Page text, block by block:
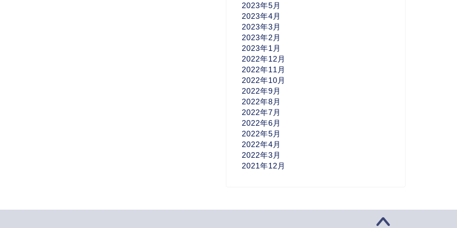
2023年5月
2023年4月
2023年3月
2023年2月
2023年1月
2022年12月
2022年11月
2022年10月
2022年9月
2022年8月
2022年7月
2022年6月
2022年5月
2022年4月
2022年3月
2021年12月